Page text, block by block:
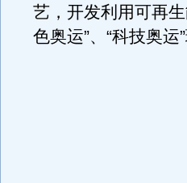
艺，开发利用可再
色奥运”、“科技奥运”